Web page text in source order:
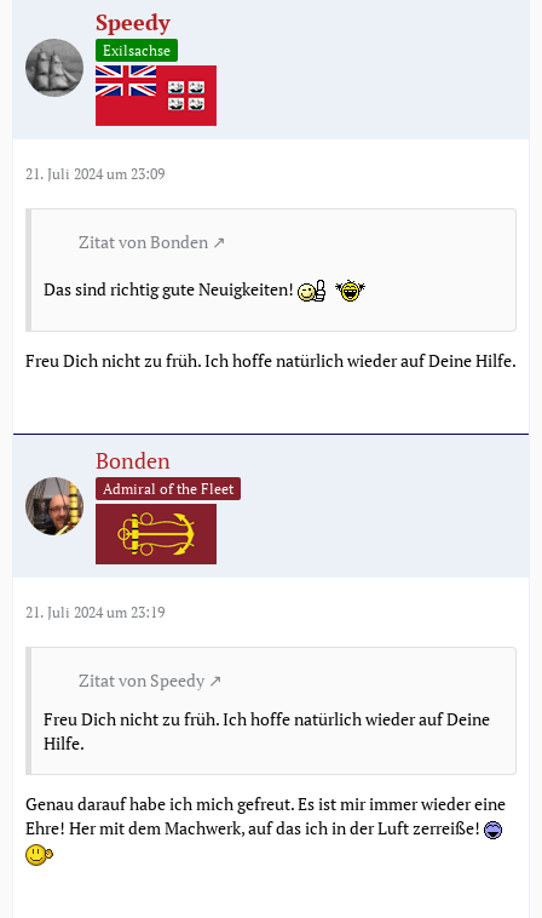
Speedy
Exilsachse
21. Juli 2024 um 23:09
Zitat von Bonden
Das sind richtig gute Neuigkeiten!
Freu Dich nicht zu früh. Ich hoffe natürlich wieder auf Deine Hilfe.
Bonden
Admiral of the Fleet
21. Juli 2024 um 23:19
Zitat von Speedy
Freu Dich nicht zu früh. Ich hoffe natürlich wieder auf Deine
Hilfe.
Genau darauf habe ich mich gefreut. Es ist mir immer wieder eine
Ehre! Her mit dem Machwerk, auf das ich in der Luft zerreiße!